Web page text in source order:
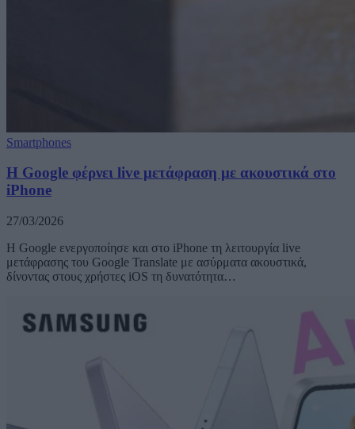
Smartphones
Η Google φέρνει live μετάφραση με ακουστικά στο
iPhone
27/03/2026
Η Google ενεργοποίησε και στο iPhone τη λειτουργία live
μετάφρασης του Google Translate με ασύρματα ακουστικά,
δίνοντας στους χρήστες iOS τη δυνατότητα…